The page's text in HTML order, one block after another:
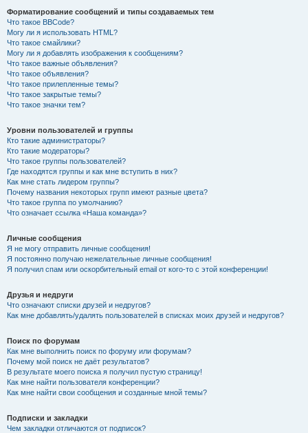
Форматирование сообщений и типы создаваемых тем
Что такое BBCode?
Могу ли я использовать HTML?
Что такое смайлики?
Могу ли я добавлять изображения к сообщениям?
Что такое важные объявления?
Что такое объявления?
Что такое прилепленные темы?
Что такое закрытые темы?
Что такое значки тем?
Уровни пользователей и группы
Кто такие администраторы?
Кто такие модераторы?
Что такое группы пользователей?
Где находятся группы и как мне вступить в них?
Как мне стать лидером группы?
Почему названия некоторых групп имеют разные цвета?
Что такое группа по умолчанию?
Что означает ссылка «Наша команда»?
Личные сообщения
Я не могу отправить личные сообщения!
Я постоянно получаю нежелательные личные сообщения!
Я получил спам или оскорбительный email от кого-то с этой конференции!
Друзья и недруги
Что означают списки друзей и недругов?
Как мне добавлять/удалять пользователей в списках моих друзей и недругов?
Поиск по форумам
Как мне выполнить поиск по форуму или форумам?
Почему мой поиск не даёт результатов?
В результате моего поиска я получил пустую страницу!
Как мне найти пользователя конференции?
Как мне найти свои сообщения и созданные мной темы?
Подписки и закладки
Чем закладки отличаются от подписок?